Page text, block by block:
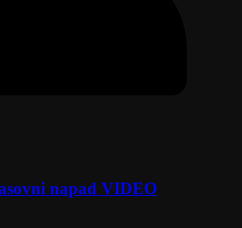
napad VIDEO